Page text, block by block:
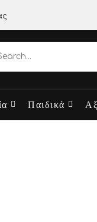
Παιδικά